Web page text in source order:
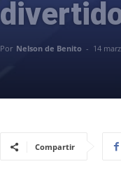
Por Nelson de Benito - 14
Compartir